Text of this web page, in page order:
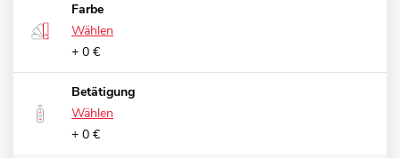
Farbe
Wählen
+ 0 €
Betätigung
Wählen
+ 0 €